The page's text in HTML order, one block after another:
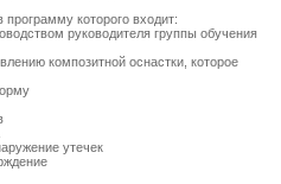
которого входит:
руководителя группы обучения
композитной оснастки, которое
утечек